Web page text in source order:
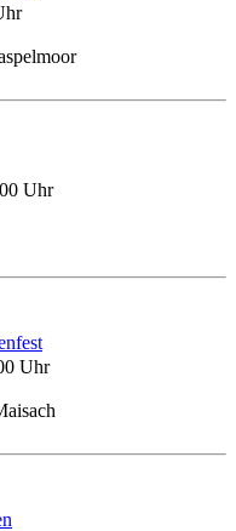
Uhr
Uhr